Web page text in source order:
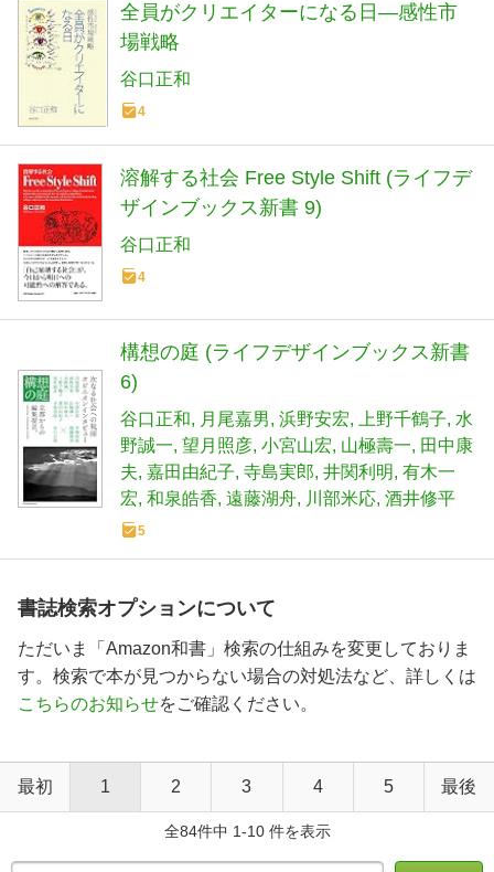
全員がクリエイターになる日―感性市
場戦略
谷口正和
4
溶解する社会 Free Style Shift (ライフデ
ザインブックス新書 9)
谷口正和
4
構想の庭 (ライフデザインブックス新書
6)
谷口正和 月尾嘉男 浜野安宏 上野千鶴子 水
野誠一 望月照彦 小宮山宏 山極壽一
田中康
夫 嘉田由紀子 寺島実郎 井関利明 有木一
宏 和泉皓香 遠藤湖舟 川部米応 酒井修平
5
書誌検索オプションについて
ただいま「Amazon和書」検索の仕組みを変更しておりま
す。検索で本が見つからない場合の対処法など、詳しくは
こちらのお知らせをご確認ください。
最初 1 2 3 4 5 最後
全84件中 1-10 件を表示